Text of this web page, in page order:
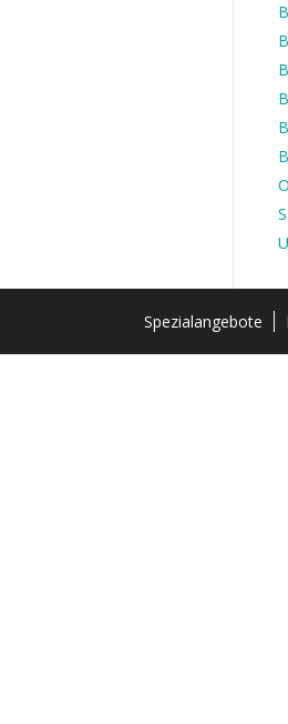
Spezialangebote